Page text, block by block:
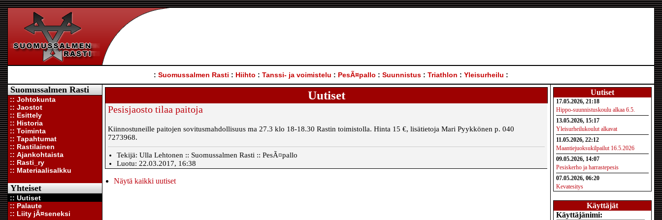
: Suomussalmen Rasti : Hiihto : Tanssi- ja voimistelu : PesÃ¤pallo : Suunnistus : Triathlon : Yleisurheilu :
Suomussalmen Rasti
:: Johtokunta
:: Jaostot
:: Esittely
:: Historia
:: Toiminta
:: Tapahtumat
:: Rastilainen
:: Ajankohtaista
:: Rasti_ry
:: Materiaalisalkku
Yhteiset
:: Uutiset
:: Palaute
:: Liity jÃ¤seneksi
Uutiset
Pesisjaosto tilaa paitoja
Kiinnostuneille paitojen sovitusmahdollisuus ma 27.3 klo 18-18.30 Rastin toimistolla. Hinta 15 €, lisätietoja Mari Pyykkönen p. 040
7273968.
Tekijä: Ulla Lehtonen :: Suomussalmen Rasti :: PesÃ¤pallo
Luotu: 22.03.2017, 16:38
Näytä kaikki uutiset
Uutiset
17.05.2026, 21:18
Hippo-suunnistuskoulu alkaa 6.5.
13.05.2026, 15:17
Yleisurheilukoulut alkavat
11.05.2026, 22:12
Maantiejuoksukilpailut 16.5.2026
09.05.2026, 14:07
Pesiskerho ja harrastepesis
07.05.2026, 06:20
Kevatesitys
Käyttäjät
Käyttäjänimi: